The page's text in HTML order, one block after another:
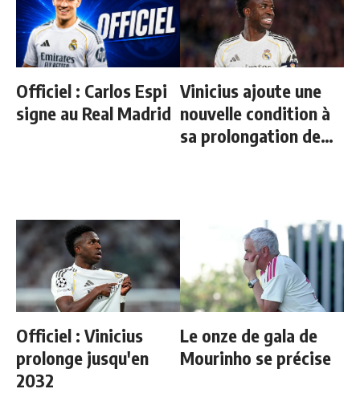
Officiel : Carlos Espi
signe au Real Madrid
Vinicius ajoute une
nouvelle condition à
sa prolongation de
Officiel : Vinicius
prolonge jusqu'en
2032
Le onze de gala de
Mourinho se précise